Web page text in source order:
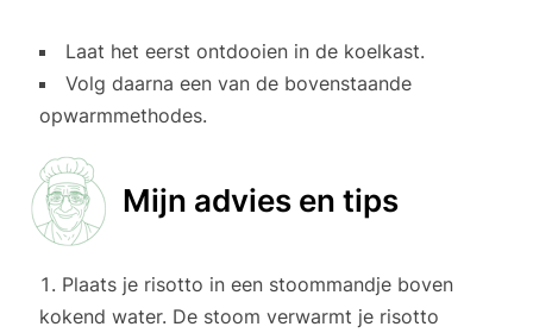
Laat het eerst ontdooien in de koelkast.
Volg daarna een van de bovenstaande
opwarmmethodes.
Mijn advies en tips
Plaats je risotto in een stoommandje boven
kokend water. De stoom verwarmt je risotto